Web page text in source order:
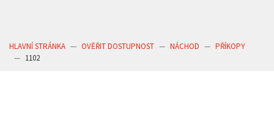
HLAVNÍ STRÁNKA OVĚŘIT DOSTUPNOST NÁCHOD
PŘÍKOPY
1102